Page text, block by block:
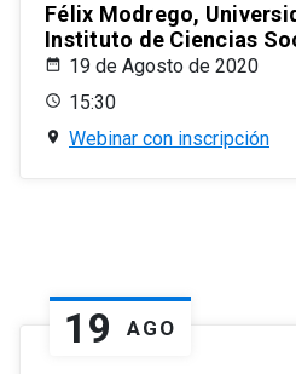
Félix Modrego,
Instituto de Ciencias
19 de Agosto de 2020
15:30
Webinar con inscripción
19 AGO